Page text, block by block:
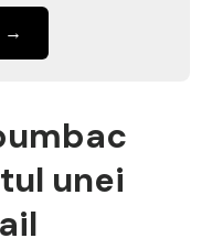
→
unei